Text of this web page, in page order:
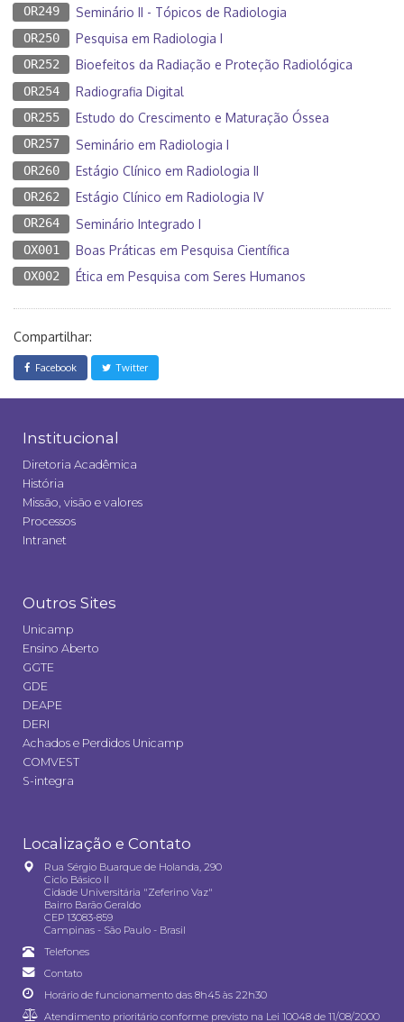
OR249 Seminário II - Tópicos de Radiologia
OR250 Pesquisa em Radiologia I
OR252 Bioefeitos da Radiação e Proteção Radiológica
OR254 Radiografia Digital
OR255 Estudo do Crescimento e Maturação Óssea
OR257 Seminário em Radiologia I
OR260 Estágio Clínico em Radiologia II
OR262 Estágio Clínico em Radiologia IV
OR264 Seminário Integrado I
OX001 Boas Práticas em Pesquisa Científica
OX002 Ética em Pesquisa com Seres Humanos
Compartilhar:
Facebook Twitter
Institucional
Diretoria Acadêmica
História
Missão, visão e valores
Processos
Intranet
Outros Sites
Unicamp
Ensino Aberto
GGTE
GDE
DEAPE
DERI
Achados e Perdidos Unicamp
COMVEST
S-integra
Localização e Contato
Rua Sérgio Buarque de Holanda, 290
Ciclo Básico II
Cidade Universitária "Zeferino Vaz"
Bairro Barão Geraldo
CEP 13083-859
Campinas - São Paulo - Brasil
Telefones
Contato
Horário de funcionamento das 8h45 às 22h30
Atendimento prioritário conforme previsto na Lei 10048 de 11/08/2000